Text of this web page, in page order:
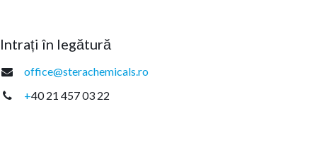
Intrați în legătură
office@sterachemicals.ro
+40 21 457 03 22